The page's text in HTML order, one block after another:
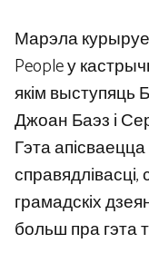
Марэла
People у
якім выступяць
Джоан Баэз і
Гэта
справядлівасці,
грамадскіх
больш пра гэта